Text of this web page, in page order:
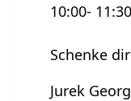
10:00-
Schenke
Jurek